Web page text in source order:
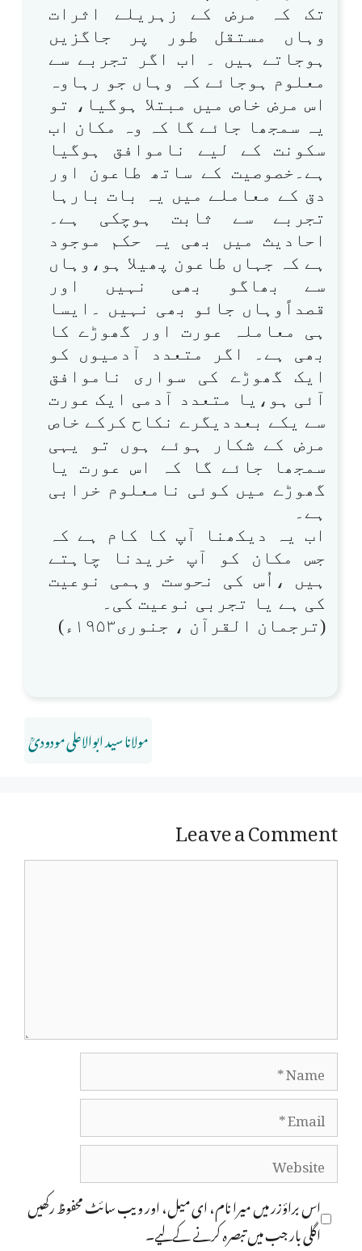
تک کہ مرض کے زہریلے اثرات
وہاں مستقل طور پر جاگزیں
ہوجاتے ہیں ۔ اب اگر تجربے سے
معلوم ہوجائے کہ وہاں جو رہاوہ
اس مرض خاص میں مبتلا ہوگیا، تو
یہ سمجھا جائے گا کہ وہ مکان اب
سکونت کے لیے ناموافق ہوگیا
ہے۔خصوصیت کے ساتھ طاعون اور
دق کے معاملے میں یہ بات بارہا
تجربے سے ثابت ہوچکی ہے۔
احادیث میں بھی یہ حکم موجود
ہے کہ جہاں طاعون پھیلا ہو،وہاں
سے بھاگو بھی نہیں اور
قصداًوہاں جائو بھی نہیں ۔ایسا
ہی معاملہ عورت اور گھوڑے کا
بھی ہے۔ اگر متعدد آدمیوں کو
ایک گھوڑے کی سواری ناموافق
آئی ہو،یا متعدد آدمی ایک عورت
سے یکے بعددیگرے نکاح کرکے خاص
مرض کے شکار ہوئے ہوں تو یہی
سمجھا جائے گا کہ اس عورت یا
گھوڑے میں کوئی نامعلوم خرابی
ہے۔
اب یہ دیکھنا آپ کا کام ہے کہ
جس مکان کو آپ خریدنا چاہتے
ہیں ،اُس کی نحوست وہمی نوعیت
کی ہے یا تجربی نوعیت کی۔
(ترجمان القرآن ، جنوری۱۹۵۳ء)
مولانا سید ابوالاعلی مودودیؒ
Leave a Comment
Name
Email
Website
اس براؤزر میں میرا نام، ای میل، اور ویب سائٹ محفوظ رکھیں
اگلی بار جب میں تبصرہ کرنے کےلیے۔